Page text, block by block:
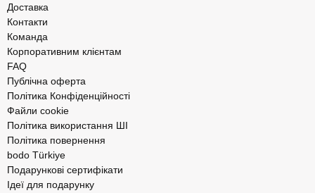
Доставка
Контакти
Команда
Корпоративним клієнтам
FAQ
Публічна оферта
Політика Конфіденційності
Файли cookie
Політика використання ШІ
Політика повернення
bodo Türkiye
Подарункові сертифікати
Ідеї для подарунку